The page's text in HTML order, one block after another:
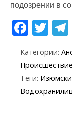
подозрении в
F
e
b
o
T
itt
er
Категории:
Происшествие
Теги: